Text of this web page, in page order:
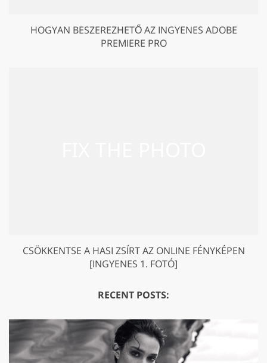
HOGYAN BESZEREZHETŐ AZ INGYENES ADOBE
PREMIERE PRO
CSÖKKENTSE A HASI ZSÍRT AZ ONLINE FÉNYKÉPEN
[INGYENES 1. FOTÓ]
RECENT POSTS: